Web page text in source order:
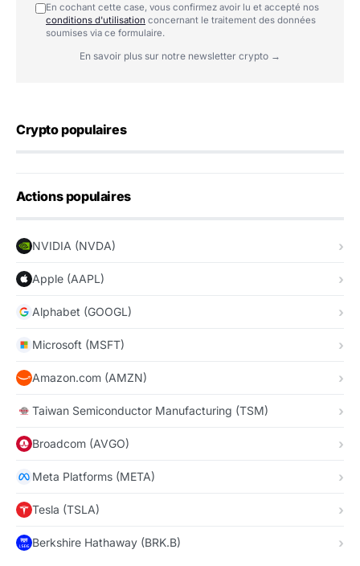
En cochant cette case, vous confirmez avoir lu et accepté nos
conditions d'utilisation concernant le traitement des données
soumises via ce formulaire.
En savoir plus sur notre newsletter crypto →
Crypto populaires
Actions populaires
NVIDIA (NVDA)
Apple (AAPL)
Alphabet (GOOGL)
Microsoft (MSFT)
Amazon.com (AMZN)
Taiwan Semiconductor Manufacturing (TSM)
Broadcom (AVGO)
Meta Platforms (META)
Tesla (TSLA)
Berkshire Hathaway (BRK.B)